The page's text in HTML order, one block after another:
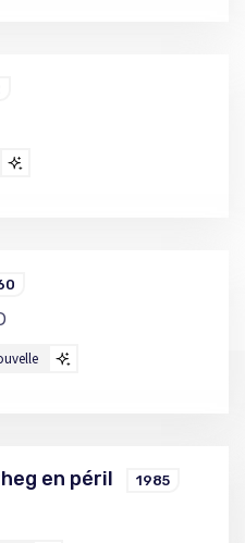
en péril 1985